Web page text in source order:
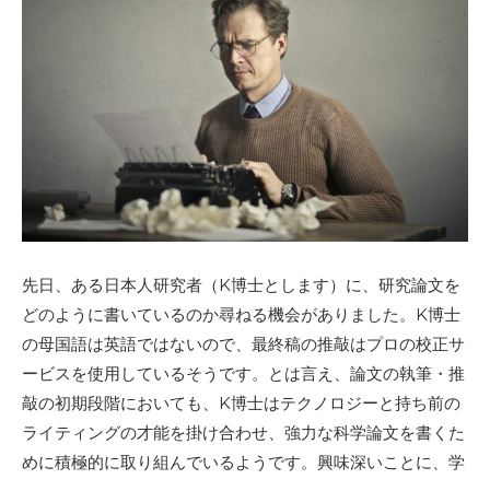
先日、ある日本人研究者（K博士とします）に、研究論文を
どのように書いているのか尋ねる機会がありました。K博士
の母国語は英語ではないので、最終稿の推敲はプロの校正サ
ービスを使用しているそうです。とは言え、論文の執筆・推
敲の初期段階においても、K博士はテクノロジーと持ち前の
ライティングの才能を掛け合わせ、強力な科学論文を書くた
めに積極的に取り組んでいるようです。興味深いことに、学